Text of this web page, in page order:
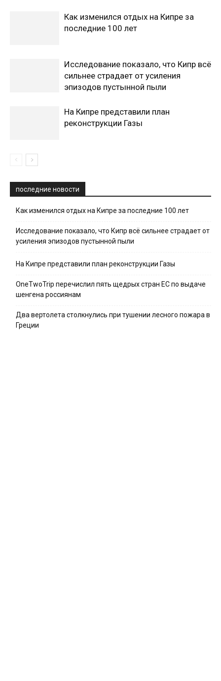
Как изменился отдых на Кипре за
последние 100 лет
Исследование показало, что Кипр всё
сильнее страдает от усиления
эпизодов пустынной пыли
На Кипре представили план
реконструкции Газы
последние новости
Как изменился отдых на Кипре за последние 100 лет
Исследование показало, что Кипр всё сильнее страдает от
усиления эпизодов пустынной пыли
На Кипре представили план реконструкции Газы
OneTwoTrip перечислил пять щедрых стран ЕС по выдаче
шенгена россиянам
Два вертолета столкнулись при тушении лесного пожара в
Греции